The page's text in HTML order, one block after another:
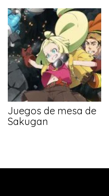
Juegos de mesa de
Sakugan